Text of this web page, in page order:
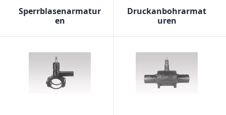
Sperrblasenarmatur
en
Druckanbohrarmat
uren